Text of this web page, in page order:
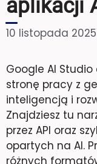
aplikacji
10 listopada 2025
Google AI
stronę pracy z
inteligencją i
Znajdziesz tu
przez API oraz
opartych na AI.